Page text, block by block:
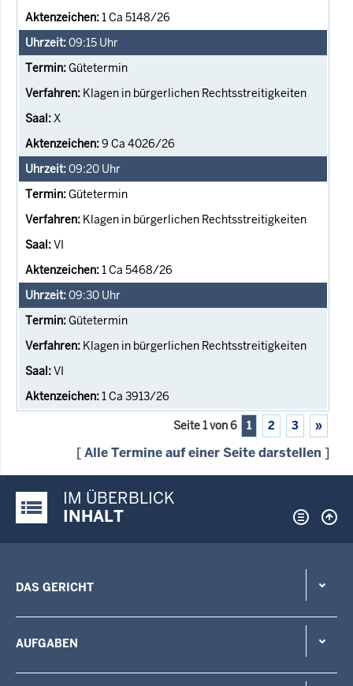
1 Ca 5148/26
09:15 Uhr
Gütetermin
Klagen in bürgerlichen Rechtsstreitigkeiten
X
9 Ca 4026/26
09:20 Uhr
Gütetermin
Klagen in bürgerlichen Rechtsstreitigkeiten
VI
1 Ca 5468/26
09:30 Uhr
Gütetermin
Klagen in bürgerlichen Rechtsstreitigkeiten
VI
1 Ca 3913/26
Seite 1 von 6 1 2 3 »
[Alle Termine auf einer Seite darstellen ]
Justiz-Portal im Überblick:
IM ÜBERBLICK
INHALT
DAS GERICHT
AUFGABEN